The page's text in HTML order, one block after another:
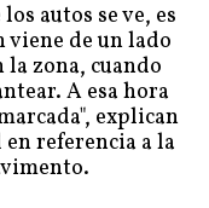
autos se ve, es
viene de un lado
zona, cuando
A esa hora
explican
referencia a la